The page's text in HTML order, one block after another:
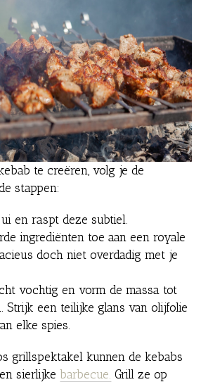
te creëren, volg je de
stappen:
en raspt deze subtiel.
ingrediënten toe aan een royale
doch niet overdadig met je
vochtig en vorm de massa tot
Strijk een teilijke glans van olijfolie
elke spies.
grillspektakel kunnen de kebabs
sierlijkebarbecue. Grill ze op